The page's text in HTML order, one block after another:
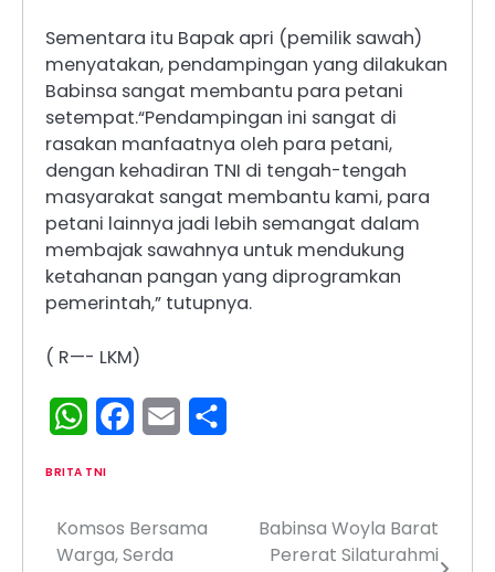
Sementara itu Bapak apri (pemilik sawah)
menyatakan, pendampingan yang dilakukan
Babinsa sangat membantu para petani
setempat.“Pendampingan ini sangat di
rasakan manfaatnya oleh para petani,
dengan kehadiran TNI di tengah-tengah
masyarakat sangat membantu kami, para
petani lainnya jadi lebih semangat dalam
membajak sawahnya untuk mendukung
ketahanan pangan yang diprogramkan
pemerintah,” tutupnya.
( R—- LKM)
WhatsAppFacebook
Email
BRITA TNI
Navigasi
Komsos Bersama
Warga, Serda
‎Babinsa Woyla Barat
Pererat Silaturahmi